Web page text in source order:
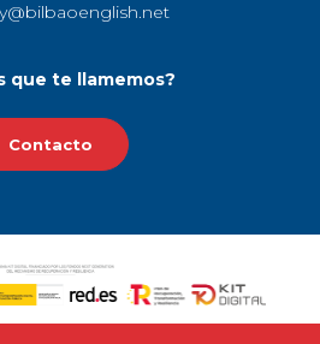
que te llamemos?
Contacto